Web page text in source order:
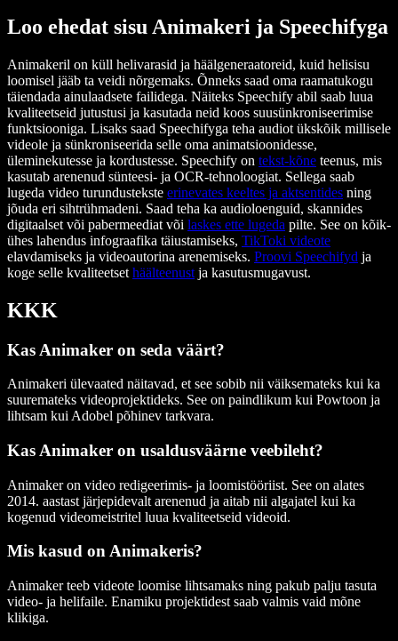
Loo ehedat sisu Animakeri ja Speechifyga
Animakeril on küll helivarasid ja häälgeneraatoreid, kuid helisisu
loomisel jääb ta veidi nõrgemaks. Õnneks saad oma raamatukogu
täiendada ainulaadsete failidega. Näiteks Speechify abil saab luua
kvaliteetseid jutustusi ja kasutada neid koos suusünkroniseerimise
funktsiooniga. Lisaks saad Speechifyga teha audiot ükskõik millisele
videole ja sünkroniseerida selle oma animatsioonidesse,
üleminekutesse ja kordustesse. Speechify on tekst-kõne teenus, mis
kasutab arenenud sünteesi- ja OCR-tehnoloogiat. Sellega saab
lugeda video turundustekste erinevates keeltes ja aktsentides ning
jõuda eri sihtrühmadeni. Saad teha ka audioloenguid, skannides
digitaalset või pabermeediat või laskes ette lugeda pilte. See on kõik-
ühes lahendus infograafika täiustamiseks, TikToki videote
elavdamiseks ja videoautorina arenemiseks. Proovi Speechifyd ja
koge selle kvaliteetset häälteenust ja kasutusmugavust.
KKK
Kas Animaker on seda väärt?
Animakeri ülevaated näitavad, et see sobib nii väiksemateks kui ka
suuremateks videoprojektideks. See on paindlikum kui Powtoon ja
lihtsam kui Adobel põhinev tarkvara.
Kas Animaker on usaldusväärne veebileht?
Animaker on video redigeerimis- ja loomistööriist. See on alates
2014. aastast järjepidevalt arenenud ja aitab nii algajatel kui ka
kogenud videomeistritel luua kvaliteetseid videoid.
Mis kasud on Animakeris?
Animaker teeb videote loomise lihtsamaks ning pakub palju tasuta
video- ja helifaile. Enamiku projektidest saab valmis vaid mõne
klikiga.